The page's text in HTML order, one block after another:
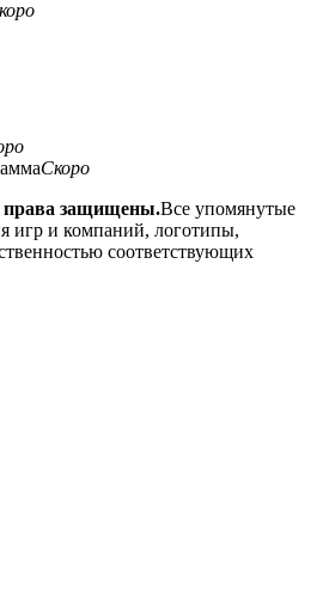
Скоро
права защищены.Все упомянутые
игр и компаний, логотипы,
соответствующих